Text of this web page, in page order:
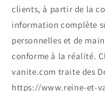
clients, à partir de la
information complète
personnelles et de
conforme à la réalité.
vanite.com traite des
https://www.reine-et-